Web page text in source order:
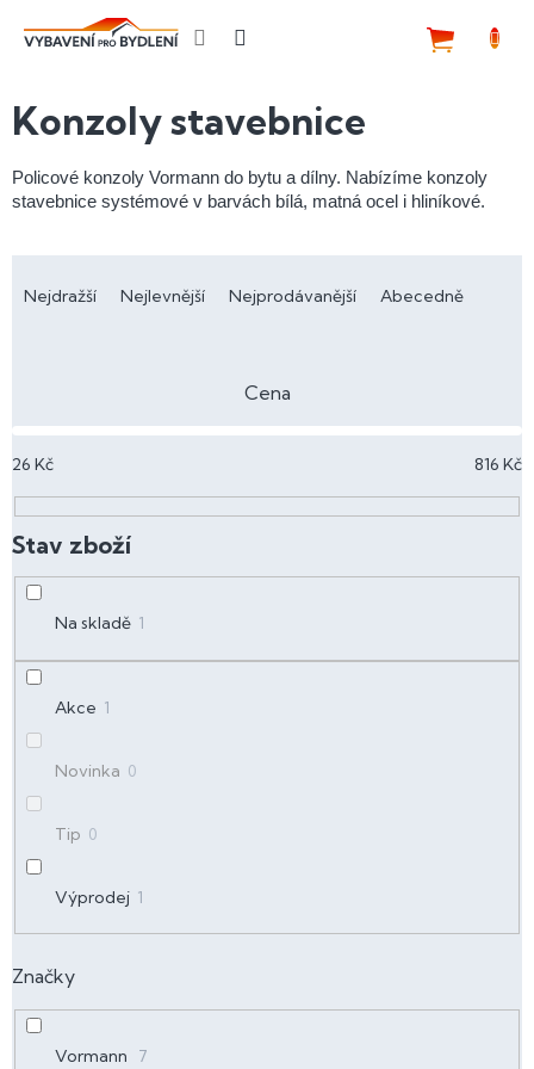
Konzoly stavebnice
Policové konzoly Vormann do bytu a dílny. Nabízíme konzoly
stavebnice systémové v barvách bílá, matná ocel i hliníkové.
a
í
r
o
d
u
k
ů
Nejdražší Nejlevnější Nejprodávanější Abecedně
Cena
26 Kč 816 Kč
Na skladě 1
Akce 1
Novinka 0
Tip 0
Výprodej 1
Značky
Vormann 7